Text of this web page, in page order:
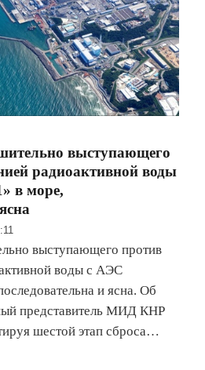
выступающего
радиоактивной воды
в море,
выступающего против
воды с АЭС
и ясна. Об
представитель МИД КНР
шестой этап сброса…